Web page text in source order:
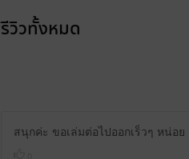
รีวิวทั้งหมด
สนุกค่ะ ขอเล่มต่อไปออกเร็วๆ หน่อย